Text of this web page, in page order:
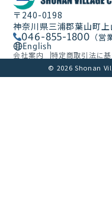
〒240-0198
神奈川県三浦郡葉山町
046-855-1800 （
English
会社案内 特定商取引法に
© 2026 Shonan